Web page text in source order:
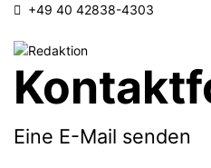
Telefon
+49 40 42838-4303
Eine E-Mail senden